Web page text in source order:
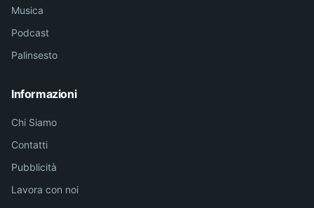
Musica
Podcast
Palinsesto
Informazioni
Chi Siamo
Contatti
Pubblicità
Lavora con noi